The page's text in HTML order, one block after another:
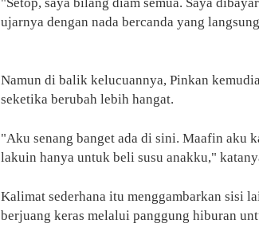
ujarnya dengan nada bercanda yang
Namun di balik kelucuannya, Pinkan
seketika berubah lebih hangat.
"Aku senang banget ada di sini. Maafin aku
lakuin hanya untuk beli susu anakku,"
Kalimat sederhana itu menggambarkan sisi
berjuang keras melalui panggung hiburan